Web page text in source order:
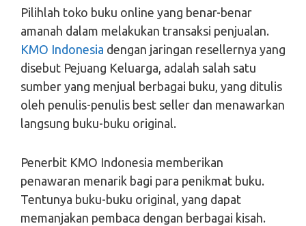
Pilihlah toko buku online yang benar-benar
amanah dalam melakukan transaksi penjualan.
KMO Indonesia dengan jaringan resellernya yang
disebut Pejuang Keluarga, adalah salah satu
sumber yang menjual berbagai buku, yang ditulis
oleh penulis-penulis best seller dan menawarkan
langsung buku-buku original.
Penerbit KMO Indonesia memberikan
penawaran menarik bagi para penikmat buku.
Tentunya buku-buku original, yang dapat
memanjakan pembaca dengan berbagai kisah.